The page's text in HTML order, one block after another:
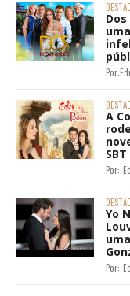
Por:
A
SBT
Por:
Yo
Por: